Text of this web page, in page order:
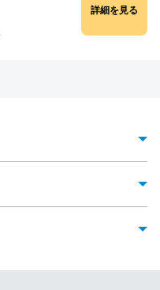
詳細を見る
ができます。栃木市は、巴波川
貿易商に人気のある街として、
近くに住みたいなど、まずは立